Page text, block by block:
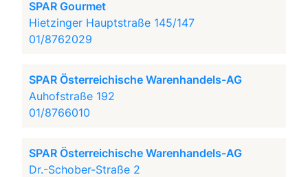
SPAR Gourmet
Hietzinger Hauptstraße 145/147
01/8762029
SPAR Österreichische Warenhandels-AG
Auhofstraße 192
01/8766010
SPAR Österreichische Warenhandels-AG
Dr.-Schober-Straße 2